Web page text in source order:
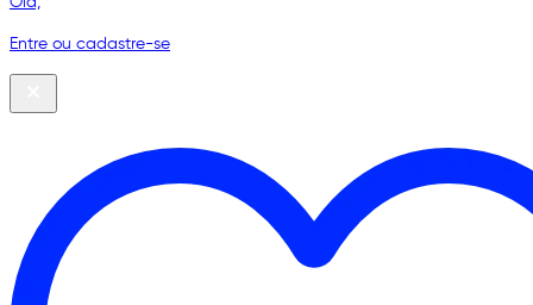
Entre ou cadastre-se